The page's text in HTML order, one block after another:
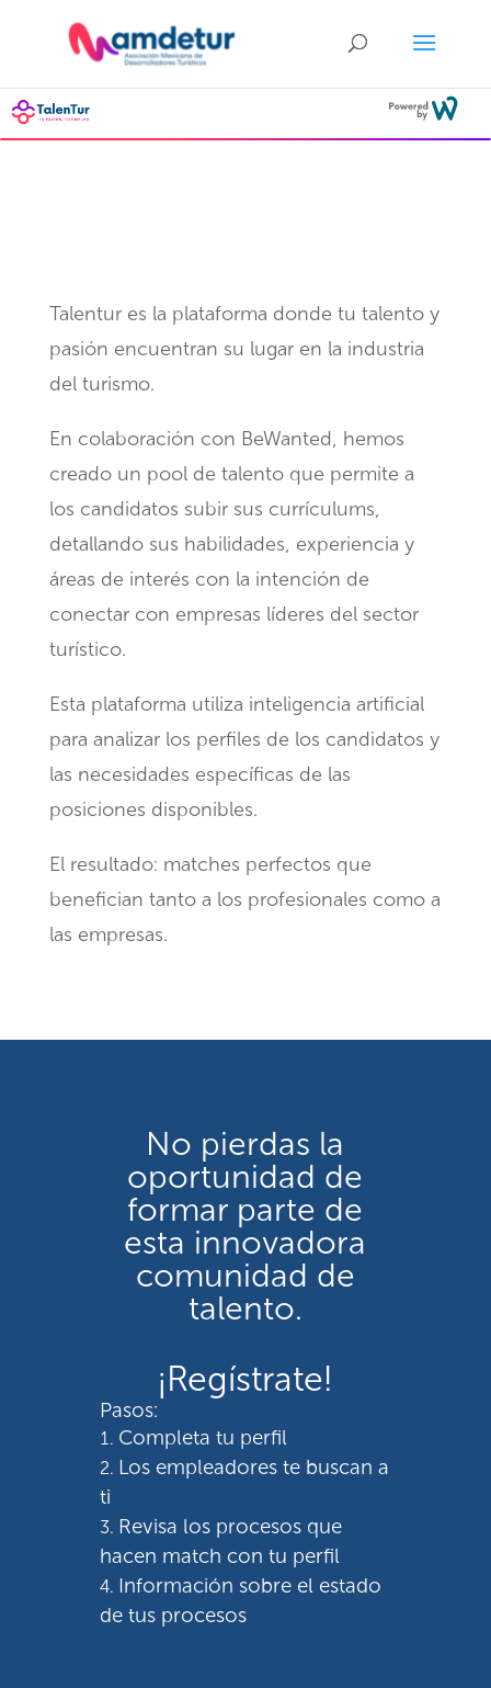
Talentur es la plataforma donde tu talento y
pasión encuentran su lugar en la industria
del turismo.
En colaboración con BeWanted, hemos
creado un pool de talento que permite a
los candidatos subir sus currículums,
detallando sus habilidades, experiencia y
áreas de interés con la intención de
conectar con empresas líderes del sector
turístico.
Esta plataforma utiliza inteligencia artificial
para analizar los perfiles de los candidatos y
las necesidades específicas de las
posiciones disponibles.
El resultado: matches perfectos que
benefician tanto a los profesionales como a
las empresas.
No pierdas la
oportunidad de
formar parte de
esta innovadora
comunidad de
talento.
¡Regístrate!
Pasos:
Completa tu perfil
Los empleadores te buscan a
ti
Revisa los procesos que
hacen match con tu perfil
Información sobre el estado
de tus procesos